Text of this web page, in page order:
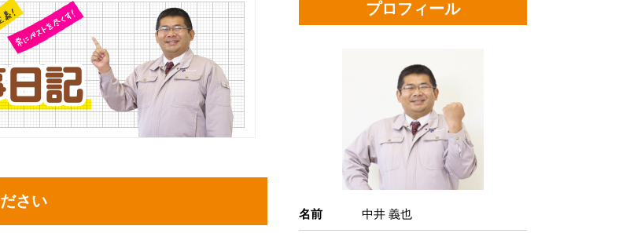
さい
プロフィール
名前 中井 義也